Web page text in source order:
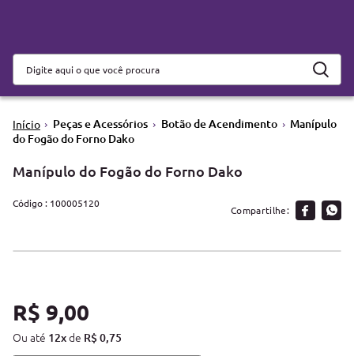
Peças e Acessórios Botão de Acendimento
Manípulo
do Fogão do Forno Dako
Manípulo do Fogão do Forno Dako
: 100005120
R$ 9,00
Ou até 12xde R$0,75